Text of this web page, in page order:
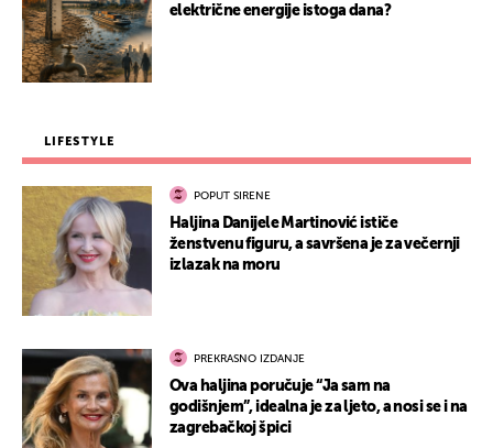
električne energije istoga dana?
LIFESTYLE
POPUT SIRENE
Haljina Danijele Martinović ističe
ženstvenu figuru, a savršena je za večernji
izlazak na moru
PREKRASNO IZDANJE
Ova haljina poručuje “Ja sam na
godišnjem”, idealna je za ljeto, a nosi se i na
zagrebačkoj špici